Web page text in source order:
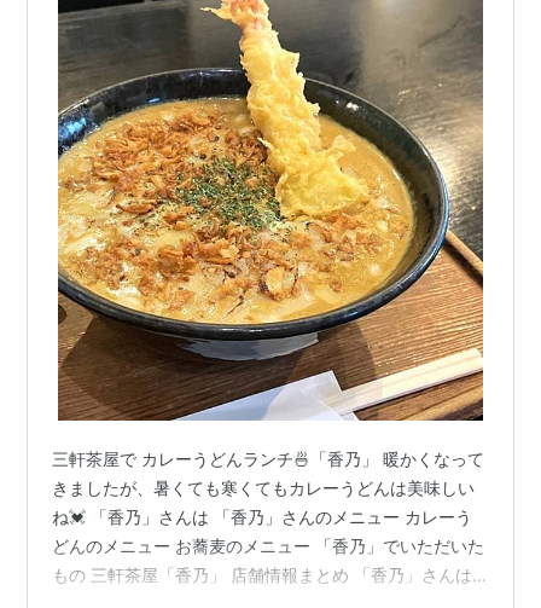
三軒茶屋で カレーうどんランチ🍜「香乃」 暖かくなって
きましたが、暑くても寒くてもカレーうどんは美味しい
ね💓 「香乃」さんは 「香乃」さんのメニュー カレーう
どんのメニュー お蕎麦のメニュー 「香乃」でいただいた
もの 三軒茶屋「香乃」 店舗情報まとめ 「香乃」さんは